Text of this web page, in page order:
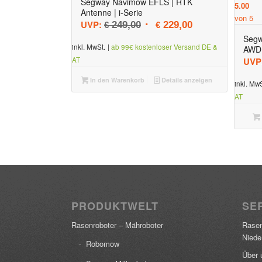
Antenne | i-Serie
UVP: €249,00 Ursprünglicher Preis war: €
€ 229,00Aktueller Preis
inkl. MwSt. | ab 99€ kostenloser Versand DE &
AT
In den Warenkorb Details anzeigen
5.00
von 5
inkl.
AT
PRODUKTWELT
Rasenroboter – Mähroboter
Robomow
Über